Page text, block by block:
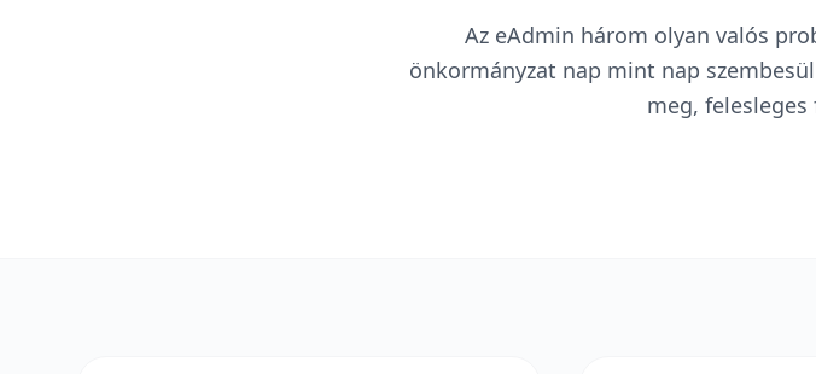
Az eAdmin három olyan valós
önkormányzat nap mint nap
meg,